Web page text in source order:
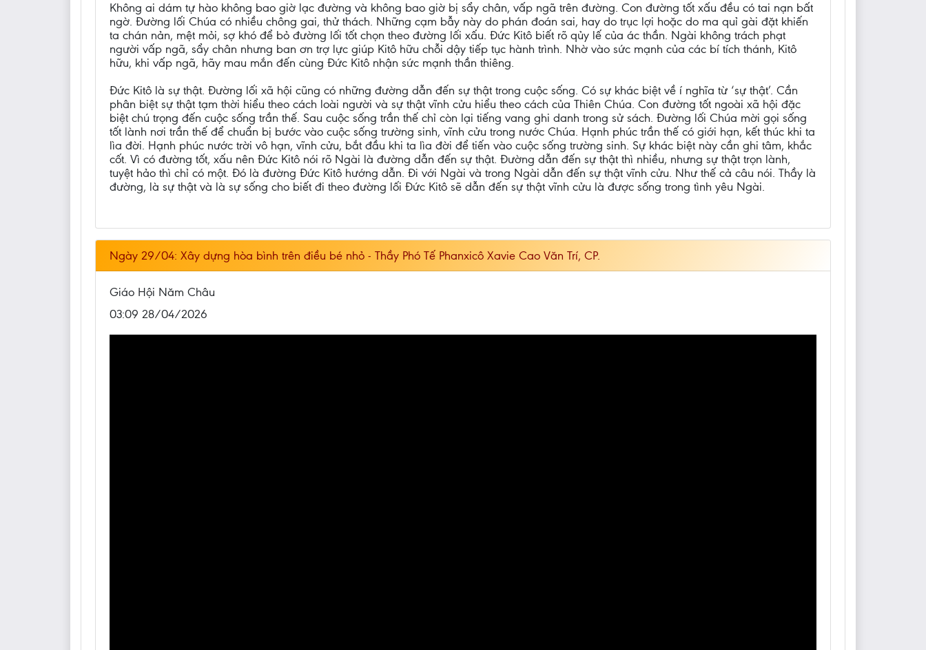
Không ai dám tự hào không bao giờ lạc đường và không bao giờ bị sẩy chân, vấp ngã trên đường. Con đường tốt xấu đều có tai nạn bất
ngờ. Đường lối Chúa có nhiều chông gai, thử thách. Những cạm bẫy này do phán đoán sai, hay do trục lợi hoặc do ma quỉ gài đặt khiến
ta chán nản, mệt mỏi, sợ khó để bỏ đường lối tốt chọn theo đường lối xấu. Đức Kitô biết rõ qủy lế của ác thần. Ngài không trách phạt
người vấp ngã, sẩy chân nhưng ban ơn trợ lực giúp Kitô hữu chỗi dậy tiếp tục hành trình. Nhờ vào sức mạnh của các bí tích thánh, Kitô
hữu, khi vấp ngã, hãy mau mắn đến cùng Đức Kitô nhận sức mạnh thần thiêng.
Đức Kitô là sự thật. Đường lối xã hội cũng có những đường dẫn đến sự thật trong cuộc sống. Có sự khác biệt về í nghĩa từ ‘sự thật’. Cần
phân biệt sự thật tạm thời hiểu theo cách loài người và sự thật vĩnh cửu hiểu theo cách của Thiên Chúa. Con đường tốt ngoài xã hội đặc
biệt chú trọng đến cuộc sống trần thế. Sau cuộc sống trần thế chỉ còn lại tiếng vang ghi danh trong sử sách. Đường lối Chúa mời gọi sống
tốt lành nơi trần thế để chuẩn bị bước vào cuộc sống trường sinh, vĩnh cửu trong nước Chúa. Hạnh phúc trần thế có giới hạn, kết thúc khi ta
lìa đời. Hạnh phúc nước trời vô hạn, vĩnh cửu, bắt đầu khi ta lìa đời để tiến vào cuộc sống trường sinh. Sự khác biệt này cần ghi tâm, khắc
cốt. Vì có đường tốt, xấu nên Đức Kitô nói rõ Ngài là đường dẫn đến sự thật. Đường dẫn đến sự thật thì nhiều, nhưng sự thật trọn lành,
tuyệt hảo thì chỉ có một. Đó là đường Đức Kitô hướng dẫn. Đi với Ngài và trong Ngài dẫn đến sự thật vĩnh cửu. Như thế cả câu nói. Thầy là
đường, là sự thật và là sự sống cho biết đi theo đường lối Đức Kitô sẽ dẫn đến sự thật vĩnh cửu là được sống trong tình yêu Ngài.
Ngày 29/04: Xây dựng hòa bình trên điều bé nhỏ - Thầy Phó Tế Phanxicô Xavie Cao Văn Trí, CP.
Giáo Hội Năm Châu
03:09 28/04/2026